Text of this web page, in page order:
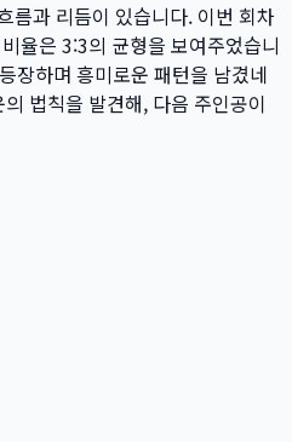
름과 리듬이 있습니다. 이번 회차
율은 3:3의 균형을 보여주었습니
장하며 흥미로운 패턴을 남겼네
법칙을 발견해, 다음 주인공이